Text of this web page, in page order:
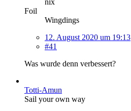
Foil
Wingdings
12. August 2020 um 19:13
#41
Was wurde denn verbessert?
Totti-Amun
Sail your own way